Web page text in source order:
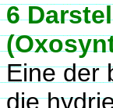
6
Eine der
die